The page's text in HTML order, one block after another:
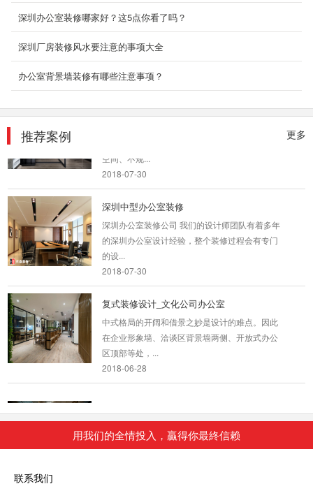
深圳办公室装修哪家好？这5点你看了吗？
深圳厂房装修风水要注意的事项大全
办公室背景墙装修有哪些注意事项？
更多
推荐案例
房产办公室装修
传统中式家具无疑是整个空间当仁不让的主角，
从官帽椅、圈椅，到雕花茶几、条案、角几等
2018-07-30
2018-07-30
深圳中型办公室装修
深圳办公室装修公司 我们的设计师团队有着多年
的深圳办公室设计经验，整个装修过程会有专门
的设...
2018-07-30
复式装修设计_文化公司办公室
中式格局的开阔和借景之妙是设计的难点。因此
在企业形象墙、洽谈区背景墙两侧、开放式办公
区顶部等处，...
2018-06-28
本案虽屋况老旧，基地面积却很大，让设计团队
得以大刀阔斧发挥空间配置专业以及安全建设。
用我们的全情投入，贏得你最終信赖
联系我们